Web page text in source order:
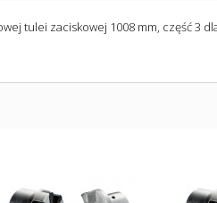
tulei zaciskowej 1008 mm, część 3